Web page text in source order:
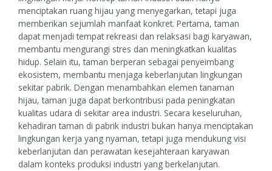
menciptakan ruang hijau yang menyegarkan, tetapi juga
memberikan sejumlah manfaat konkret. Pertama, taman
dapat menjadi tempat rekreasi dan relaksasi bagi karyawan,
membantu mengurangi stres dan meningkatkan kualitas
hidup. Selain itu, taman berperan sebagai penyeimbang
ekosistem, membantu menjaga keberlanjutan lingkungan
sekitar pabrik. Dengan menambahkan elemen tanaman
hijau, taman juga dapat berkontribusi pada peningkatan
kualitas udara di sekitar area industri. Secara keseluruhan,
kehadiran taman di pabrik industri bukan hanya menciptakan
lingkungan kerja yang nyaman, tetapi juga mendukung visi
keberlanjutan dan perawatan kesejahteraan karyawan
dalam konteks produksi industri yang berkelanjutan.